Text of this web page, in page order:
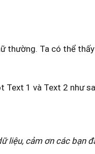
thường. Ta có thể
Text 1 và Text 2 như
liệu, cảm ơn các bạn